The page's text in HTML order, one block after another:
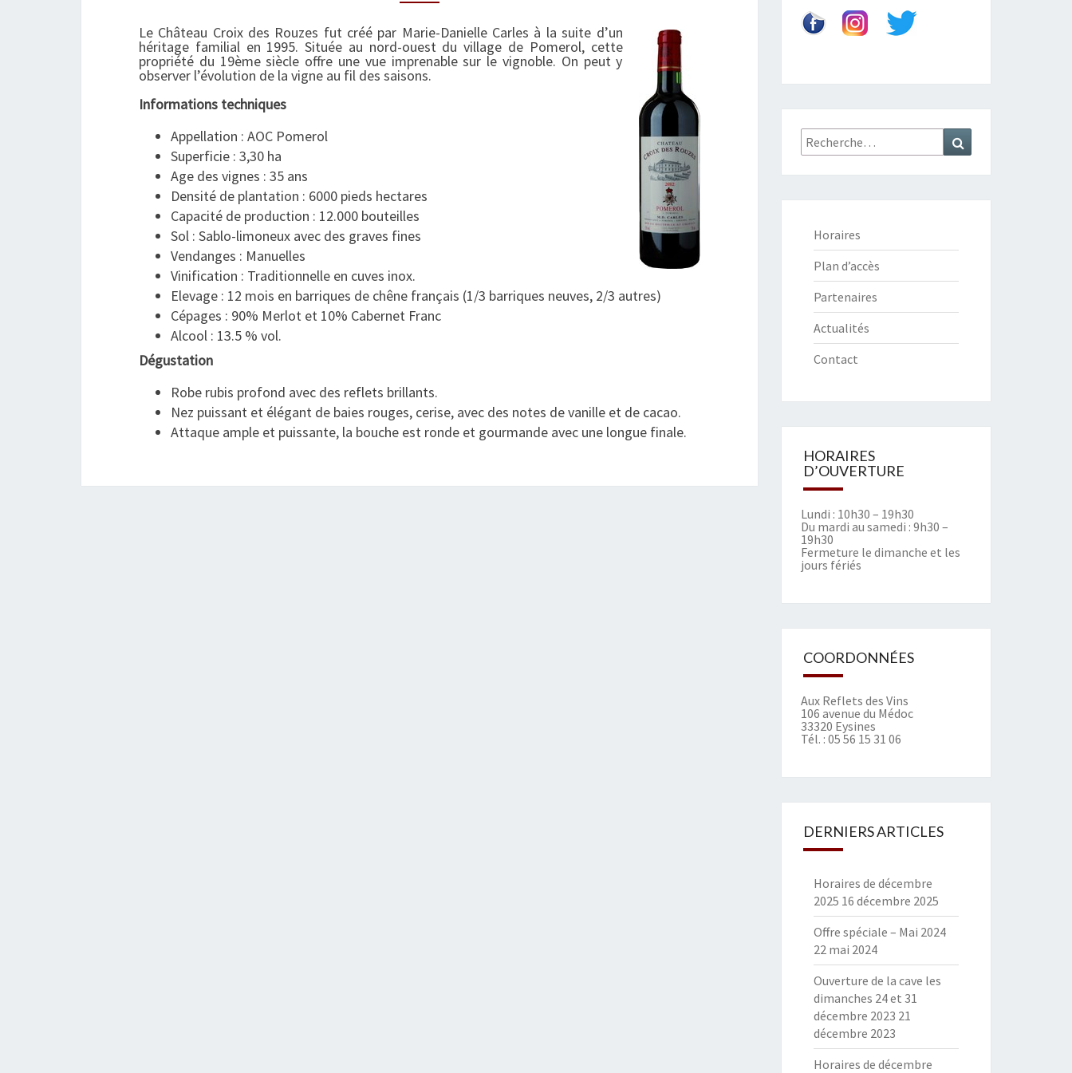
U
C
R
S
O
E
S
2
–
P
Le Château Croix des Rouzes fut créé par Marie-Danielle Carles à la suite d’un
héritage familial en 1995. Située au nord-ouest du village de Pomerol, cette
propriété du 19ème siècle offre une vue imprenable sur le vignoble. On peut y
observer l’évolution de la vigne au fil des saisons.
Informations techniques
Appellation : AOC Pomerol
Superficie : 3,30 ha
Age des vignes : 35 ans
Densité de plantation : 6000 pieds hectares
Capacité de production : 12.000 bouteilles
Sol : Sablo-limoneux avec des graves fines
Vendanges : Manuelles
Vinification : Traditionnelle en cuves inox.
Elevage : 12 mois en barriques de chêne français (1/3 barriques neuves, 2/3 autres)
Cépages : 90% Merlot et 10% Cabernet Franc
Alcool : 13.5 % vol.
Dégustation
Robe rubis profond avec des reflets brillants.
Nez puissant et élégant de baies rouges, cerise, avec des notes de vanille et de cacao.
Attaque ample et puissante, la bouche est ronde et gourmande avec une longue finale.
Recherche
:
Horaires
Plan d’accès
Partenaires
Actualités
Contact
HORAIRES
D’OUVERTURE
Lundi : 10h30 – 19h30
Du mardi au samedi : 9h30 –
19h30
Fermeture le dimanche et les
jours fériés
COORDONNÉES
Aux Reflets des Vins
106 avenue du Médoc
33320 Eysines
Tél. : 05 56 15 31 06
DERNIERS ARTICLES
Horaires de décembre
2025 16 décembre 2025
Offre spéciale – Mai 2024
22 mai 2024
Ouverture de la cave les
dimanches 24 et 31
décembre 2023 21
décembre 2023
Horaires de décembre